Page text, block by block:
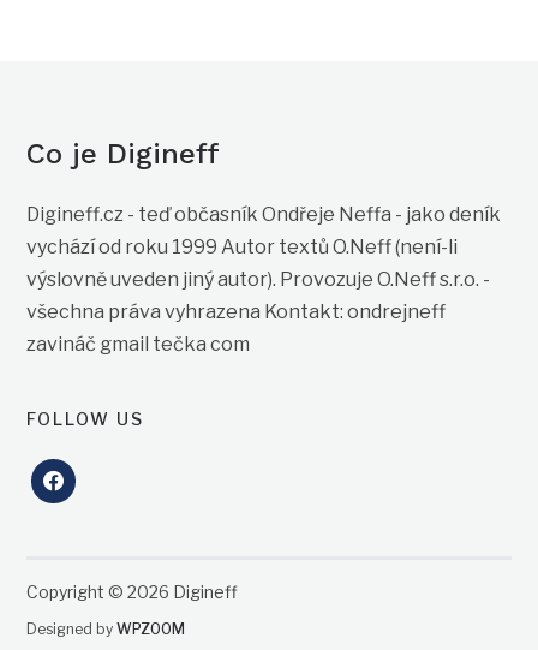
Co je Digineff
Digineff.cz - teď občasník Ondřeje Neffa - jako deník
vychází od roku 1999 Autor textů O.Neff (není-li
výslovně uveden jiný autor). Provozuje O.Neff s.r.o. -
všechna práva vyhrazena Kontakt: ondrejneff
zavináč gmail tečka com
FOLLOW US
facebook
Copyright © 2026 Digineff
Designed byWPZOOM